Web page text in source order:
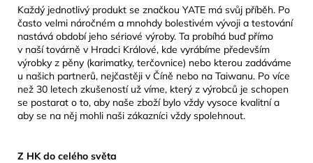
Každý jednotlivý produkt se značkou YATE má svůj příběh. Po
často velmi náročném a mnohdy bolestivém vývoji a testování
nastává období jeho sériové výroby. Ta probíhá buď přímo
v naší továrně v Hradci Králové, kde vyrábíme především
výrobky z pěny (karimatky, terčovnice) nebo kterou zadáváme
u našich partnerů, nejčastěji v Číně nebo na Taiwanu. Po více
než 30 letech zkušeností už víme, který z výrobců je schopen
se postarat o to, aby naše zboží bylo vždy vysoce kvalitní a
aby se na něj mohli naši zákazníci vždy spolehnout.
Z HK do celého světa